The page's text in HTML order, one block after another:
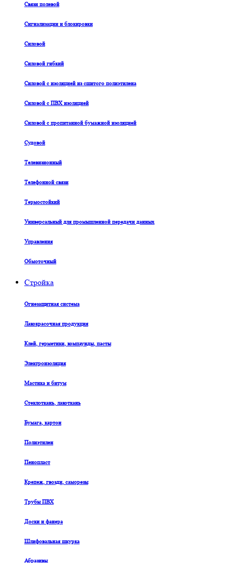
Связи полевой
Сигнализации и блокировки
Силовой
Силовой гибкий
Силовой с изоляцией из сшитого полиэтилена
Силовой с ПВХ изоляцией
Силовой с пропитанной бумажной изоляцией
Судовой
Телевизионный
Телефонной связи
Термостойкий
Универсальный для промышленной передачи данных
Управления
Обмоточный
Стройка
Огнезащитная система
Лакокрасочная продукция
Клей, герметики, компаунды, пасты
Электроизоляция
Мастика и битум
Стеклоткань, лакоткань
Бумага, картон
Полиэтилен
Пенопласт
Крепеж, гвозди, саморезы
Трубы ПВХ
Доски и фанера
Шлифовальная шкурка
Абразивы